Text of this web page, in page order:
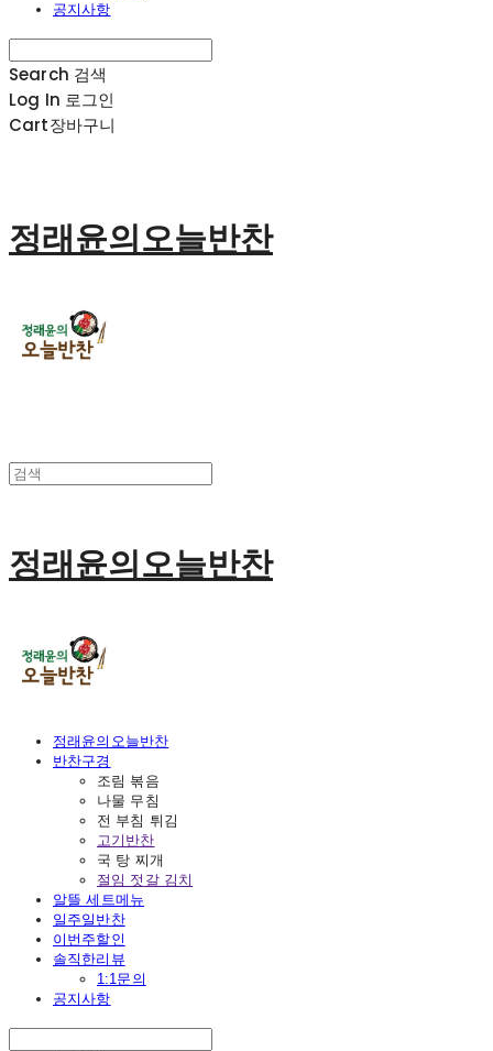
공지사항
Search 검색
Log In 로그인
Cart장바구니
정래윤의오늘반찬
정래윤의오늘반찬
정래윤의오늘반찬
반찬구경
조림 볶음
나물 무침
전 부침 튀김
고기반찬
국 탕 찌개
절임 젓갈 김치
알뜰 세트메뉴
일주일반찬
이번주할인
솔직한리뷰
1:1문의
공지사항